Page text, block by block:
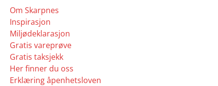
Om Skarpnes
Inspirasjon
Miljødeklarasjon
Gratis vareprøve
Gratis taksjekk
Her finner du oss
Erklæring åpenhetsloven